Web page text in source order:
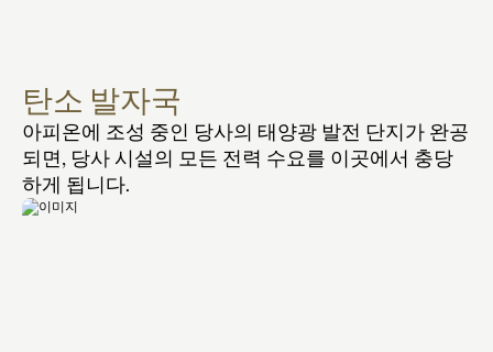
탄소 발자국
아피온에 조성 중인 당사의 태양광 발전 단지가 완공
되면, 당사 시설의 모든 전력 수요를 이곳에서 충당
하게 됩니다.